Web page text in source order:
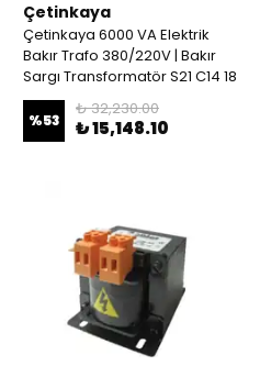
Çetinkaya
Çetinkaya 6000 VA Elektrik
Bakır Trafo 380/220V | Bakır
Sargı Transformatör S21 C14 18
%53
₺ 32,230.00
₺ 15,148.10